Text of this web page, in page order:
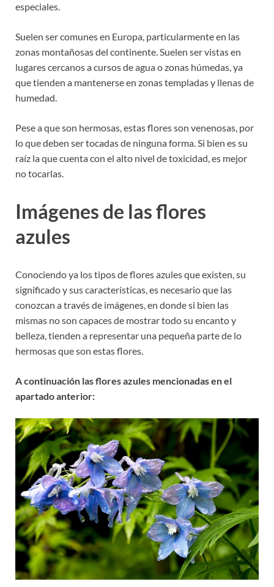
especiales.
Suelen ser comunes en Europa, particularmente en las
zonas montañosas del continente. Suelen ser vistas en
lugares cercanos a cursos de agua o zonas húmedas, ya
que tienden a mantenerse en zonas templadas y llenas de
humedad.
Pese a que son hermosas, estas flores son venenosas, por
lo que deben ser tocadas de ninguna forma. Si bien es su
raíz la que cuenta con el alto nivel de toxicidad, es mejor
no tocarlas.
Imágenes de las flores
azules
Conociendo ya los tipos de flores azules que existen, su
significado y sus características, es necesario que las
conozcan a través de imágenes, en donde si bien las
mismas no son capaces de mostrar todo su encanto y
belleza, tienden a representar una pequeña parte de lo
hermosas que son estas flores.
A continuación las flores azules mencionadas en el
apartado anterior: